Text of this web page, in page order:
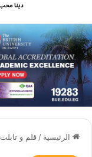
الرئيسية / قلم و تابلت